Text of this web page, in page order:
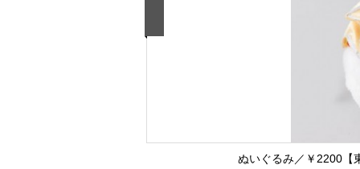
ぬいぐるみ／￥2200【